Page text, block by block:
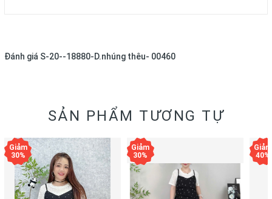
Đánh giá S-20--18880-D.nhúng thêu- 00460
SẢN PHẨM TƯƠNG TỰ